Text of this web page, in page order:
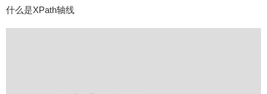
什么是XPath轴线